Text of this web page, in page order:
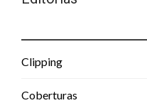
Clipping
Coberturas